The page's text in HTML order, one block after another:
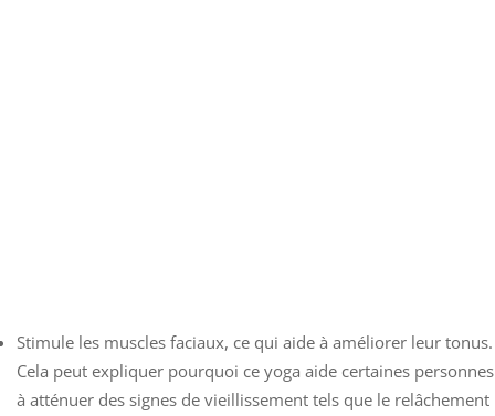
Stimule les muscles faciaux, ce qui aide à améliorer leur tonus.
Cela peut expliquer pourquoi ce yoga aide certaines personnes
à atténuer des signes de vieillissement tels que le relâchement